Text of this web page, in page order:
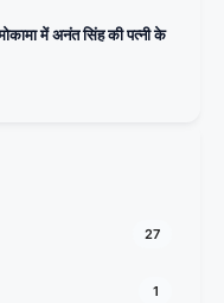
में अनंत सिंह की पत्नी के
27
1